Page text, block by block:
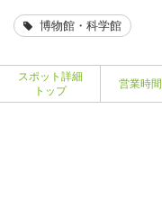
博物館・科学館
スポット詳細
トップ
営業時